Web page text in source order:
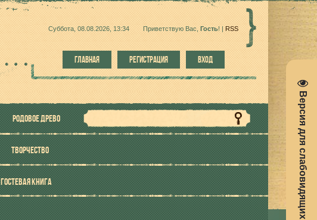
Версия для слабовидящих
Суббота, 08.08.2026, 13:34 Приветствую Вас Гость! | RSS
ГЛАВНАЯ РЕГИСТРАЦИЯ ВХОД
РОДОВОЕ ДРЕВО
ТВОРЧЕСТВО
ГОСТЕВАЯ КНИГА